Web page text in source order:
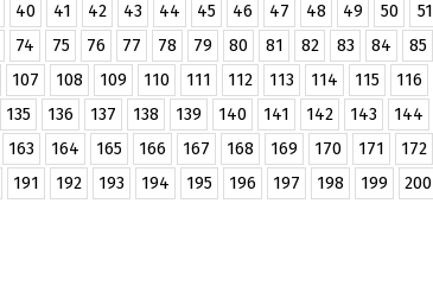
40 41 42 43 44 45 46 47 48 49 50 51
74 75 76 77 78 79 80 81 82 83 84 85
107 108 109 110 111 112 113 114 115 116
135 136 137 138 139 140 141 142 143 144
163 164 165 166 167 168 169 170 171 172
191 192 193 194 195 196 197 198 199 200